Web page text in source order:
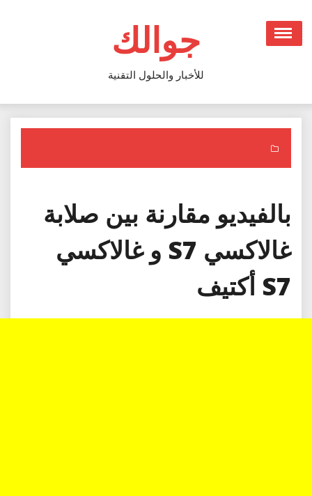
content
جوالك
للأخبار والحلول التقنية
بالفيديو مقارنة بين صلابة
غالاكسي S7 و غالاكسي
S7 أكتيف